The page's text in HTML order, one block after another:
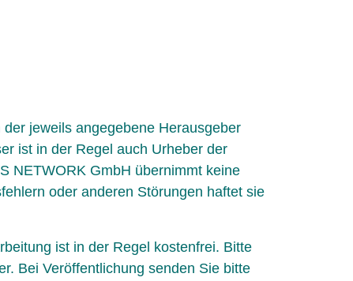
jeweils angegebene Herausgeber
ist in der Regel auch Urheber der
NETWORK GmbH übernimmt keine
oder anderen Störungen haftet sie
ist in der Regel kostenfrei. Bitte
Bei Veröffentlichung senden Sie bitte